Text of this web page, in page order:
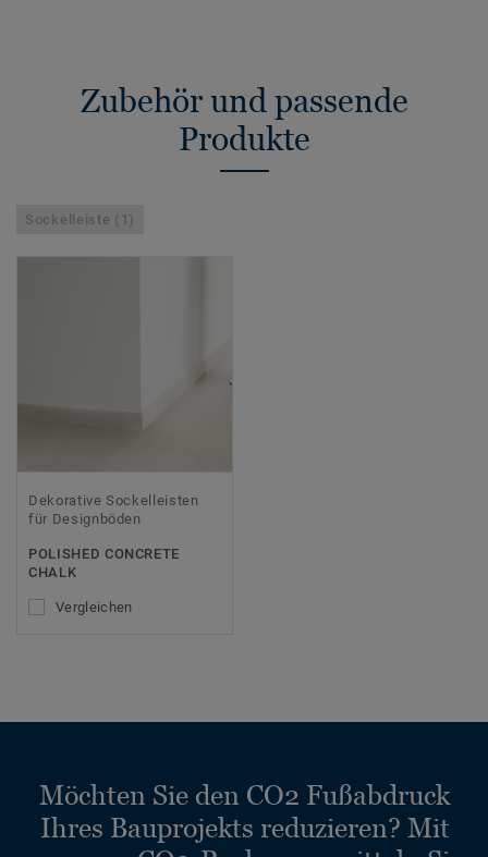
Zubehör und passende
Produkte
Sockelleiste (1)
Dekorative Sockelleisten
für Designböden
POLISHED CONCRETE
CHALK
Vergleichen
Möchten Sie den CO2 Fußabdruck
Ihres Bauprojekts reduzieren? Mit